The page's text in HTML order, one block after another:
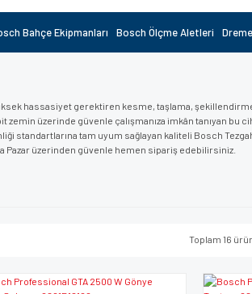
Bahçe Ekipmanları Bosch Ölçme Aletleri
hassasiyet gerektiren kesme, taşlama,
zemin üzerinde güvenle çalışmanıza imkân tanıyan bu
standartlarına tam uyum sağlayan kaliteli Bosch
Pazar üzerinden güvenle hemen sipariş edebilirsiniz.
Toplam 16